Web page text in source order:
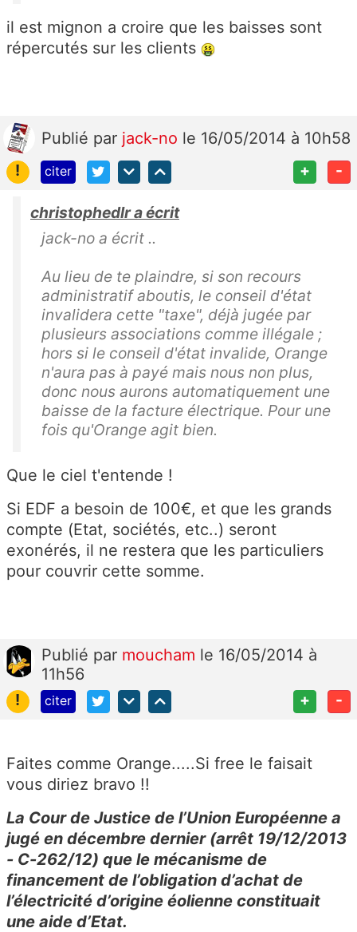
il est mignon a croire que les baisses sont
répercutés sur les clients
Publié par jack-no le 16/05/2014 à 10h58
!
citer + -
christophedlr a écrit
jack-no a écrit ..
Au lieu de te plaindre, si son recours
administratif aboutis, le conseil d'état
invalidera cette "taxe", déjà jugée par
plusieurs associations comme illégale ;
hors si le conseil d'état invalide, Orange
n'aura pas à payé mais nous non plus,
donc nous aurons automatiquement une
baisse de la facture électrique. Pour une
fois qu'Orange agit bien.
Que le ciel t'entende !
Si EDF a besoin de 100€, et que les grands
compte (Etat, sociétés, etc..) seront
exonérés, il ne restera que les particuliers
pour couvrir cette somme.
Publié par moucham le 16/05/2014 à
11h56
!
citer + -
Faites comme Orange.....Si free le faisait
vous diriez bravo !!
La Cour de Justice de l’Union Européenne a
jugé en décembre dernier (arrêt 19/12/2013
- C-262/12) que le mécanisme de
financement de l’obligation d’achat de
l’électricité d’origine éolienne constituait
une aide d’Etat.